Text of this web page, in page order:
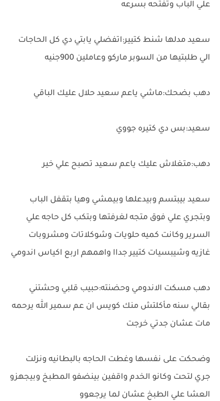
علي الباب وتفتحه بسرعه
سعيد مدلها شنط كتيير:اتفضلي يابتي دي كل الحاجات
الي طلبتيها من السوبر ماركو وعاملين 900جنيه
دهب بضحك:ماشي ياعم سعيد حلال عليك الباقي
سعيد:بس دي كتيره جووي
دهب:متغلاش عليك ياعم سعيد تصبح علي خير
سعيد بيبتسم وبيدعلها وبيمشي وهيا بتقفل الباب
وبتجري علي فوق متجه لغرفتها وبتكب كل حاجه علي
السرير وكانت كميه حلويات وشوكلاتات ومشروبات
غازيه وشيبسيات كتيير جداا واهمهم اربع اكياس اندومي
دهب مسكت الاندومي وحضنته:حبيب قلبي وحشتني
بقالي سنه مأكلتش منك كويس ان عم سمير الله يرحمه
مات عشان جدتي خرجت
وضحكت على نفسها وغطت الحاجه بالبطانيه ونزلت
جري لتحت وكانو الخدم واقفين بينضفو المطبخ وبيجهزو
العشا علي الطبخ عشان لما يرجعوو